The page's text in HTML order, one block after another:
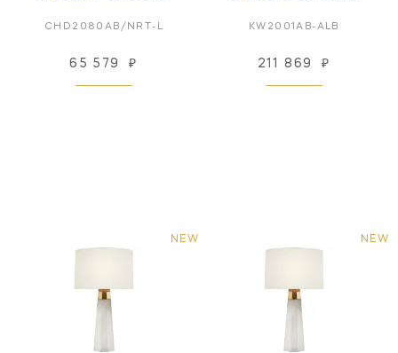
CHD2080AB/NRT-L
65 579 ₽
KW2001AB-ALB
211 869 ₽
NEW NEW